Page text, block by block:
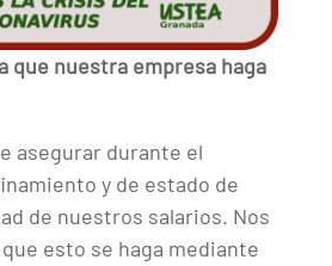
que nuestra empresa haga
asegurar durante el
y de estado de
de nuestros salarios. Nos
esto se haga mediante